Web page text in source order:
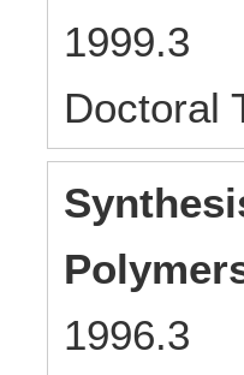
1999.3
1996.3